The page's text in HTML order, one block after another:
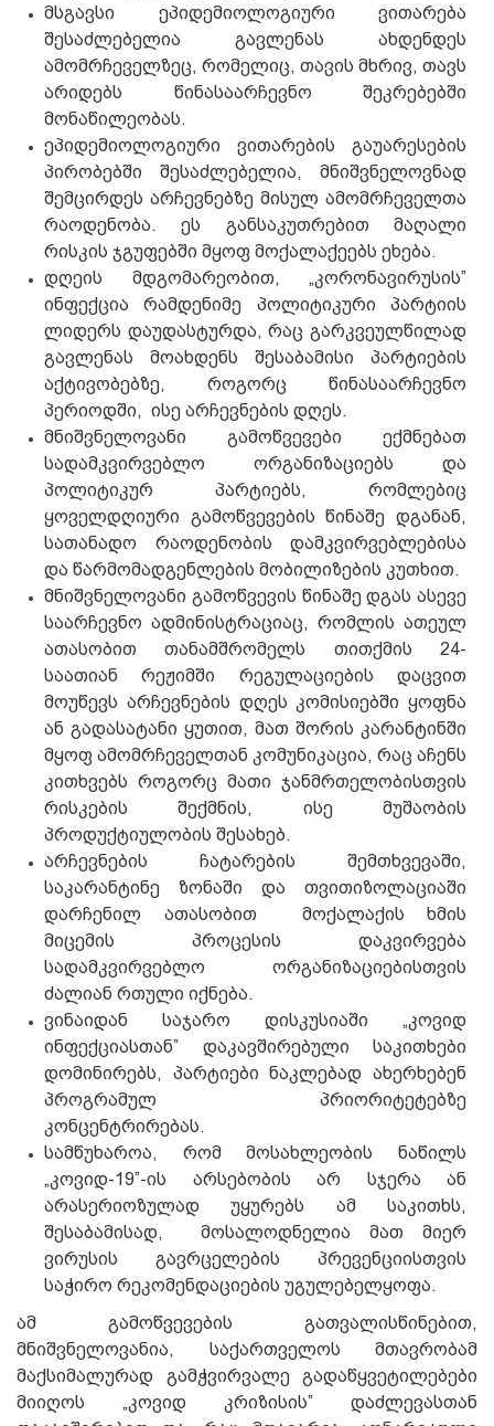
მსგავსი ეპიდემიოლოგიური ვითარება
შესაძლებელია გავლენას ახდენდეს
ამომრჩეველზეც, რომელიც, თავის მხრივ, თავს
არიდებს წინასაარჩევნო შეკრებებში
მონაწილეობას.
ეპიდემიოლოგიური ვითარების გაუარესების
პირობებში შესაძლებელია, მნიშვნელოვნად
შემცირდეს არჩევნებზე მისულ ამომრჩეველთა
რაოდენობა. ეს განსაკუთრებით მაღალი
რისკის ჯგუფებში მყოფ მოქალაქეებს ეხება.
დღეის მდგომარეობით, „კორონავირუსის”
ინფექცია რამდენიმე პოლიტიკური პარტიის
ლიდერს დაუდასტურდა, რაც გარკვეულწილად
გავლენას მოახდენს შესაბამისი პარტიების
აქტივობებზე, როგორც წინასაარჩევნო
პერიოდში, ისე არჩევნების დღეს.
მნიშვნელოვანი გამოწვევები ექმნებათ
სადამკვირვებლო ორგანიზაციებს და
პოლიტიკურ პარტიებს, რომლებიც
ყოველდღიური გამოწვევების წინაშე დგანან,
სათანადო რაოდენობის დამკვირვებლებისა
და წარმომადგენლების მობილიზების კუთხით.
მნიშვნელოვანი გამოწვევის წინაშე დგას ასევე
საარჩევნო ადმინისტრაციაც, რომლის ათეულ
ათასობით თანამშრომელს თითქმის 24-
საათიან რეჟიმში რეგულაციების დაცვით
მოუწევს არჩევნების დღეს კომისიებში ყოფნა
ან გადასატანი ყუთით, მათ შორის კარანტინში
მყოფ ამომრჩეველთან კომუნიკაცია, რაც აჩენს
კითხვებს როგორც მათი ჯანმრთელობისთვის
რისკების შექმნის, ისე მუშაობის
პროდუქტიულობის შესახებ.
არჩევნების ჩატარების შემთხვევაში,
საკარანტინე ზონაში და თვითიზოლაციაში
დარჩენილ ათასობით მოქალაქის ხმის
მიცემის პროცესის დაკვირვება
სადამკვირვებლო ორგანიზაციებისთვის
ძალიან რთული იქნება.
ვინაიდან საჯარო დისკუსიაში „კოვიდ
ინფექციასთან” დაკავშირებული საკითხები
დომინირებს, პარტიები ნაკლებად ახერხებენ
პროგრამულ პრიორიტეტებზე
კონცენტრირებას.
სამწუხაროა, რომ მოსახლეობის ნაწილს
„კოვიდ-19”-ის არსებობის არ სჯერა ან
არასერიოზულად უყურებს ამ საკითხს,
შესაბამისად, მოსალოდნელია მათ მიერ
ვირუსის გავრცელების პრევენციისთვის
საჭირო რეკომენდაციების უგულებელყოფა.
ამ გამოწვევების გათვალისწინებით,
მნიშვნელოვანია, საქართველოს მთავრობამ
მაქსიმალურად გამჭვირვალე გადაწყვეტილებები
მიიღოს „კოვიდ კრიზისის” დაძლევასთან